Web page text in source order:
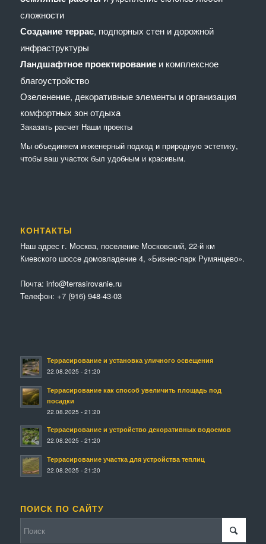
сложности
Создание террас, подпорных стен и дорожной
инфраструктуры
Ландшафтное проектированиеи комплексное
благоустройство
Озеленение, декоративные элементы и организация
комфортных зон отдыха
Заказать расчет Наши проекты
Мы объединяем инженерный подход и природную эстетику,
чтобы ваш участок был удобным и красивым.
КОНТАКТЫ
Наш адрес г. Москва, поселение Московский, 22-й км
Киевского шоссе домовладение 4, «Бизнес-парк Румянцево».
Почта: info@terrasirovanie.ru
Телефон: +7 (916) 948-43-03
Террасирование и установка уличного освещения
22.08.2025 - 21:20
Террасирование как способ увеличить площадь под
посадки
22.08.2025 - 21:20
Террасирование и устройство декоративных водоемов
22.08.2025 - 21:20
Террасирование участка для устройства теплиц
22.08.2025 - 21:20
ПОИСК ПО САЙТУ